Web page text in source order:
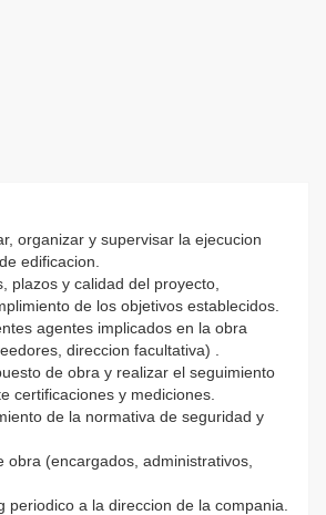
organizar y supervisar la ejecucion
edificacion.
plazos y calidad del proyecto,
de los objetivos establecidos.
agentes implicados en la obra
direccion facultativa) .
de obra y realizar el seguimiento
certificaciones y mediciones.
de la normativa de seguridad y
obra (encargados, administrativos,
periodico a la direccion de la compania.